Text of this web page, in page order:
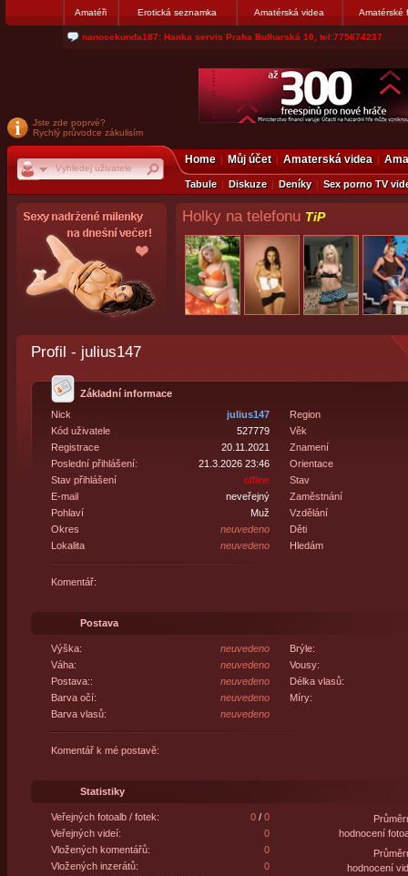
Amatéři Erotická seznamka Amatérská videa Amatérské
nanosekunda187: Hanka servis Praha Bulharská 10, tel:775674237
Jste zde poprvé?
Rychlý průvodce zákulisím
Home Můj účet Amaterská videa
Tabule Diskuze Deníky Sex porno TV
Holky na telefonu TiP
Profil - julius147
Základní informace
Nick
julius147
Kód uživatele
527779
Registrace
20.11.2021
Poslední přihlášení:
21.3.2026 23:46
Stav přihlášení
offline
E-mail
neveřejný
Pohlaví
Muž
Okres
neuvedeno
Lokalita
neuvedeno
Region
Věk
Znamení
Orientace
Stav
Zaměstnání
Vzdělání
Děti
Hledám
Komentář:
Postava
Výška:
neuvedeno
Váha:
neuvedeno
Postava::
neuvedeno
Barva očí:
neuvedeno
Barva vlasů:
neuvedeno
Brýle:
Vousy:
Délka vlasů:
Míry:
Komentář k mé postavě:
Statistiky
Veřejných fotoalb / fotek: 0/ 0
Veřejných videí:
0
Vložených komentářů:
0
Vložených inzerátů:
0
hodnocení
hodnocení